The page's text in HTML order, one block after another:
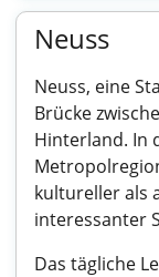
Neuss
Neuss, eine
Brücke
Hinterland. In
kultureller als
interessanter
Das tägliche